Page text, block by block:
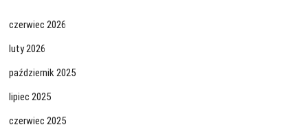
czerwiec 2026
luty 2026
październik 2025
lipiec 2025
czerwiec 2025